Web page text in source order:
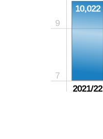
7
9
10,022
2021/22